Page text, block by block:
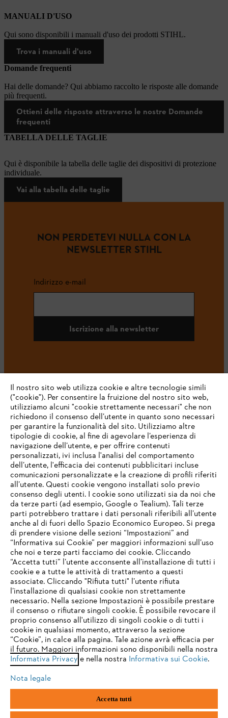
MANUALI D'USO
Qui sono disponibili i manuali d'uso dei prodotti STIHL.
Trova i manuali d'uso
Domande frequenti
Hai delle domande? Qui abbiamo raccolto le risposte alle domande
più frequenti.
Ottieni delle risposte attraverso le nostre Domande
frequenti
TABELLA DELLE TAGLIE
Qui è disponibile la tabella delle taglie dei dispositivi di protezione
individuale.
Vai alla tabella delle taglie
NON PERDETEVI NULLA CON LA
NEWSLETTER STIHL
Indirizzo e-mail
Iscrizione alla newsletter
#STIHL
L’azienda
STIHL FAQ
Service
Termini e condizioni generali Privacy policy
Note legali Cookies Informazioni legali
Andreas STIHL S.p.A. - Viale delle Industrie, 15
20040 Cambiago (MI)
Email:info@stihl.it
PEC:amministrazione@stihl-pec.it
Numero di partita IVA: 09883420151.
Società a socio unico, soggetta a direzione e coordinamento di Andreas
IHR BROWSER WIRD NICHT
UNTERSTÜTZT
Sie nutzen einen Browser, den wir noch nicht unterstützen. Für
eine optimale Nutzung unserer Seite empfehlen wir Ihnen, zu
einem der folgenden Browser zu wechseln:
firefox chrome
safari edge
Il nostro sito web utilizza cookie e altre tecnologie simili
("cookie"). Per consentire la fruizione del nostro sito web,
utilizziamo alcuni "cookie strettamente necessari" che non
richiedono il consenso dell’utente in quanto sono necessari
per garantire la funzionalità del sito. Utilizziamo altre
tipologie di cookie, al fine di agevolare l’esperienza di
navigazione dell’utente, e per offrire contenuti
personalizzati, ivi inclusa l'analisi del comportamento
dell’utente, l'efficacia dei contenuti pubblicitari incluse
comunicazioni personalizzate e la creazione di profili riferiti
all’utente. Questi cookie vengono installati solo previo
consenso degli utenti. I cookie sono utilizzati sia da noi che
da terze parti (ad esempio, Google o Tealium). Tali terze
parti potrebbero trattare i dati personali riferibili all’utente
anche al di fuori dello Spazio Economico Europeo. Si prega
di prendere visione delle sezioni “Impostazioni” and
“Informativa sui Cookie” per maggiori informazioni sull’uso
che noi e terze parti facciamo dei cookie. Cliccando
“Accetta tutti” l’utente acconsente all’installazione di tutti i
cookie e a tutte le attività di trattamento a questi
associate. Cliccando "Rifiuta tutti" l’utente rifiuta
l’installazione di qualsiasi cookie non strettamente
necessario. Nella sezione Impostazioni è possibile prestare
il consenso o rifiutare singoli cookie. È possibile revocare il
proprio consenso all'utilizzo di singoli cookie o di tutti i
cookie in qualsiasi momento, attraverso la sezione
“Cookie”, in calce alla pagina. Tale azione avrà efficacia per
il futuro. Maggiori informazioni sono disponibili nella nostra
Informativa Privacy e nella nostra Informativa sui Cookie.
Nota legale
Accetta tutti